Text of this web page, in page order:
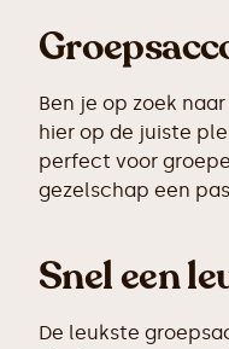
Ben je op zoek
hier op de juiste
perfect voor
gezelschap een
Snel een
De leukste